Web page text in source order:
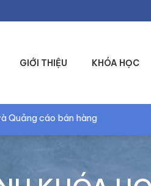
GIỚI THIỆU KHÓA HỌC
Kỹ năng Marketing